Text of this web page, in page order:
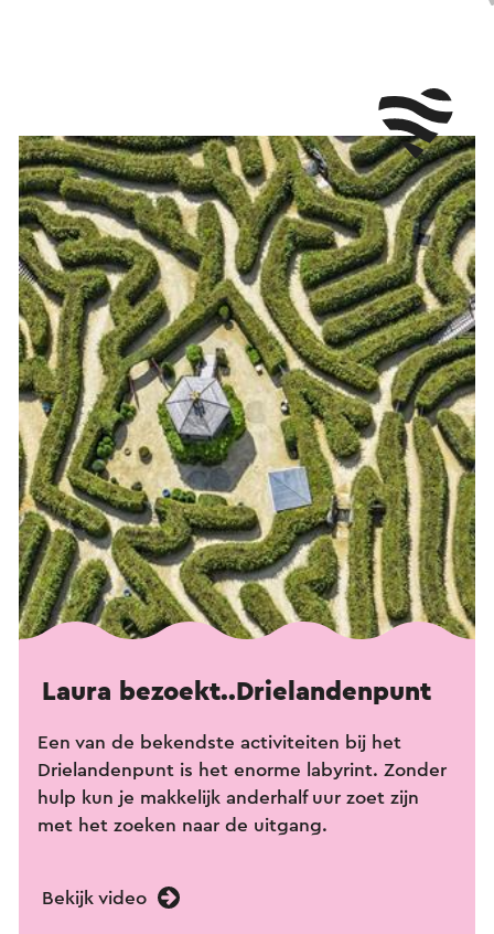
Laura bezoekt..Drielandenpunt
Een van de bekendste activiteiten bij het
Drielandenpunt is het enorme labyrint. Zonder
hulp kun je makkelijk anderhalf uur zoet zijn
met het zoeken naar de uitgang.
Bekijk video